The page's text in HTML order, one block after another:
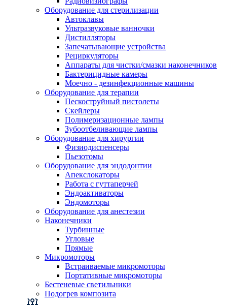
Оборудование для стерилизации
Автоклавы
Ультразвуковые ванночки
Дистилляторы
Запечатывающие устройства
Рециркуляторы
Аппараты для чистки/смазки наконечников
Бактерицидные камеры
Моечно - дезинфекционные машины
Оборудование для терапии
Пескоструйный пистолеты
Скейлеры
Полимеризационные лампы
Зубоотбеливающие лампы
Оборудование для хирургии
Физиодиспенсеры
Пьезотомы
Оборудование для эндодонтии
Апекслокаторы
Работа с гуттаперчей
Эндоактиваторы
Эндомоторы
Оборудование для анестезии
Наконечники
Турбинные
Угловые
Прямые
Микромоторы
Встраиваемые микромоторы
Портативные микромоторы
Бестеневые светильники
Подогрев композита